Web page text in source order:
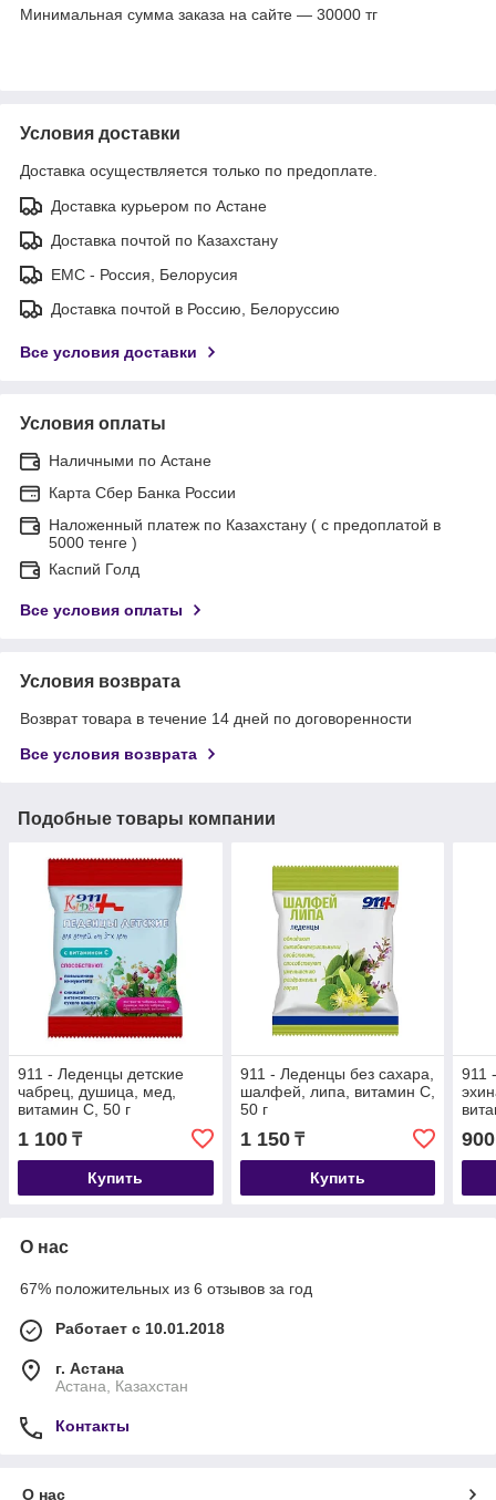
Минимальная сумма заказа на сайте — 30000 тг
Условия доставки
Доставка осуществляется только по предоплате.
Доставка курьером по Астане
Доставка почтой по Казахстану
ЕМС - Россия, Белорусия
Доставка почтой в Россию, Белоруссию
Все условия доставки
Условия оплаты
Наличными по Астане
Карта Сбер Банка России
Наложенный платеж по Казахстану ( с предоплатой в
5000 тенге )
Каспий Голд
Все условия оплаты
Условия возврата
Возврат товара в течение 14 дней по договоренности
Все условия возврата
Подобные товары компании
911 - Леденцы детские
чабрец, душица, мед,
витамин С, 50 г
1 100 ₸
Купить
911 - Леденцы без сахара,
шалфей, липа, витамин С,
50 г
1 150₸
Купить
911
900
О нас
67% положительных из 6 отзывов за год
Работает с 10.01.2018
г. Астана
Астана, Казахстан
Контакты
О нас